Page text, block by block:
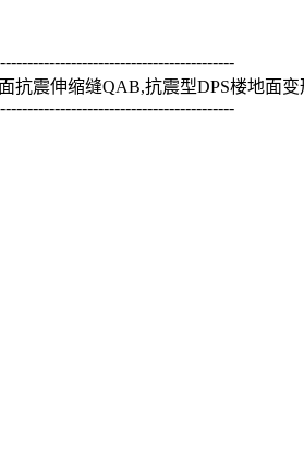
抗震伸缩缝QAB,抗震型DPS楼地面变